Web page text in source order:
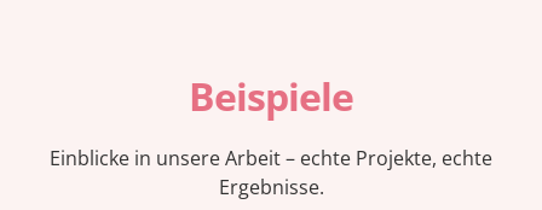
Beispiele
Einblicke in unsere Arbeit – echte Projekte, echte
Ergebnisse.